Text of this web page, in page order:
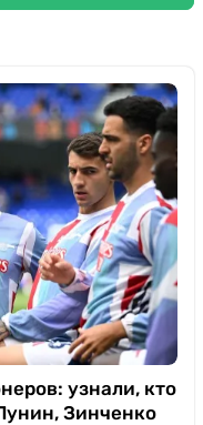
узнали, кто
Зинченко